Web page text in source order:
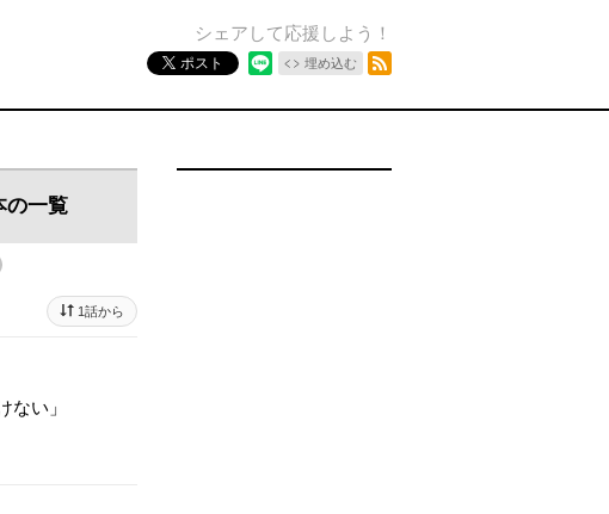
シェアして応援しよう！
ポスト 埋め込む
の一覧
1話から
ない」